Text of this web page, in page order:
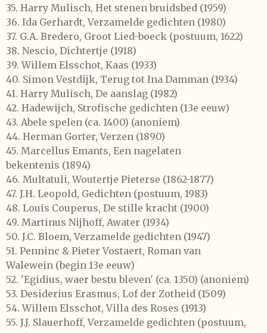
35. Harry Mulisch, Het stenen bruidsbed (1959)
36. Ida Gerhardt, Verzamelde gedichten (1980)
37. G.A. Bredero, Groot Lied-boeck (postuum, 1622)
38. Nescio, Dichtertje (1918)
39. Willem Elsschot, Kaas (1933)
40. Simon Vestdijk, Terug tot Ina Damman (1934)
41. Harry Mulisch, De aanslag (1982)
42. Hadewijch, Strofische gedichten (13e eeuw)
43. Abele spelen (ca. 1400) (anoniem)
44. Herman Gorter, Verzen (1890)
45. Marcellus Emants, Een nagelaten
bekentenis (1894)
46. Multatuli, Woutertje Pieterse (1862-1877)
47. J.H. Leopold, Gedichten (postuum, 1983)
48. Louis Couperus, De stille kracht (1900)
49. Martinus Nijhoff, Awater (1934)
50. J.C. Bloem, Verzamelde gedichten (1947)
51. Penninc & Pieter Vostaert, Roman van
Walewein (begin 13e eeuw)
52. 'Egidius, waer bestu bleven' (ca. 1350) (anoniem)
53. Desiderius Erasmus, Lof der Zotheid (1509)
54. Willem Elsschot, Villa des Roses (1913)
55. J.J. Slauerhoff, Verzamelde gedichten (postuum,